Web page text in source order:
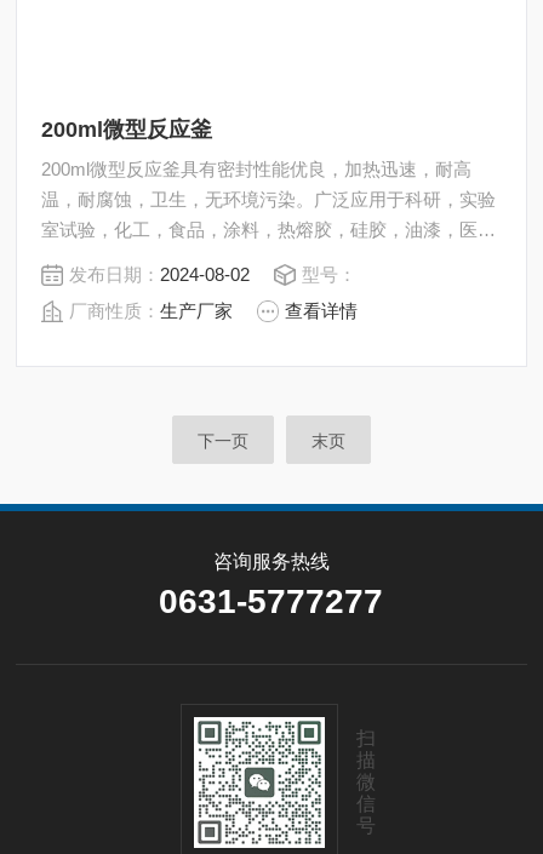
200ml微型反应釜
200ml微型反应釜具有密封性能优良，加热迅速，耐高
温，耐腐蚀，卫生，无环境污染。广泛应用于科研，实验
室试验，化工，食品，涂料，热熔胶，硅胶，油漆，医
药，石油化工生产中的反应，蒸发，合成，聚合，皂化，
磺化，氯化，硝化等工艺过程的压力容器。内表面采用镜
面抛光，确保卫生洁净*。所有反应釜均可接受客户的个
发布日期： 2024-08-02
型号：
厂商性质：生产厂家 查看详情
下一页 末页
咨询服务热线
0631-5777277
扫
描
微
信
号